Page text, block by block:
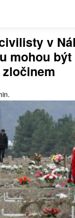
v
mohou být